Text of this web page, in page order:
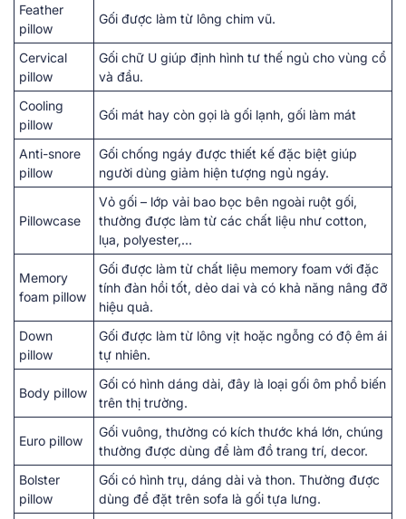
Feather
pillow
Gối được làm từ lông chim vũ.
Cervical
pillow
Gối chữ U giúp định hình tư thế ngủ cho vùng cổ
và đầu.
Cooling
pillow
Gối mát hay còn gọi là gối lạnh, gối làm mát
Anti-snore
pillow
Gối chống ngáy được thiết kế đặc biệt giúp
người dùng giảm hiện tượng ngủ ngáy.
Pillowcase
Vỏ gối – lớp vải bao bọc bên ngoài ruột gối,
thường được làm từ các chất liệu như cotton,
lụa, polyester,…
Memory
foam pillow
Gối được làm từ chất liệu memory foam với đặc
tính đàn hồi tốt, dẻo dai và có khả năng nâng đỡ
hiệu quả.
Down
pillow
Gối được làm từ lông vịt hoặc ngỗng có độ êm ái
tự nhiên.
Body pillow
Gối có hình dáng dài, đây là loại gối ôm phổ biến
trên thị trường.
Euro pillow
Gối vuông, thường có kích thước khá lớn, chúng
thường được dùng để làm đồ trang trí, decor.
Bolster
pillow
Gối có hình trụ, dáng dài và thon. Thường được
dùng để đặt trên sofa là gối tựa lưng.